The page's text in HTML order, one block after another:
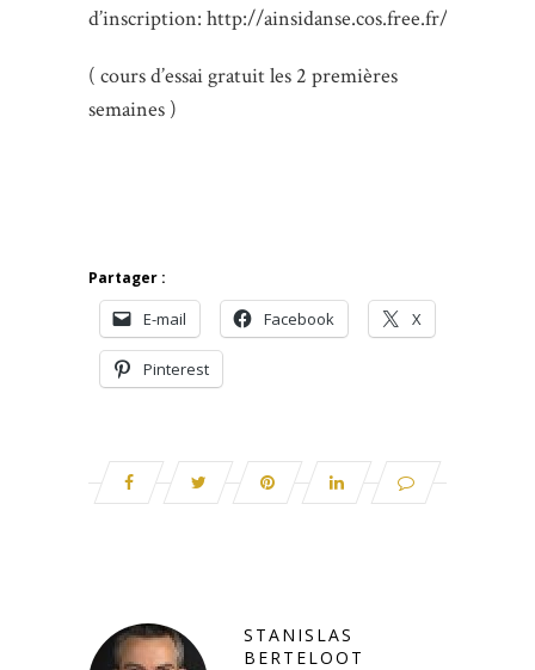
d’inscription: http://ainsidanse.cos.free.fr/
( cours d’essai gratuit les 2 premières
semaines )
Partager :
E-mail Facebook X
Pinterest
STANISLAS
BERTELOOT